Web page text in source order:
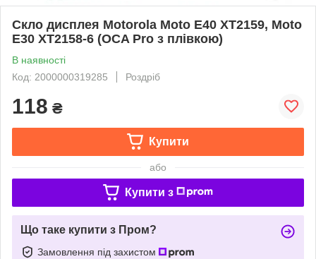
Скло дисплея Motorola Moto E40 XT2159, Moto
E30 XT2158-6 (OCA Pro з плівкою)
В наявності
Код: 2000000319285
Роздріб
118 ₴
Купити
або
Купити з
Що таке купити з Пром?
Замовлення під захистом